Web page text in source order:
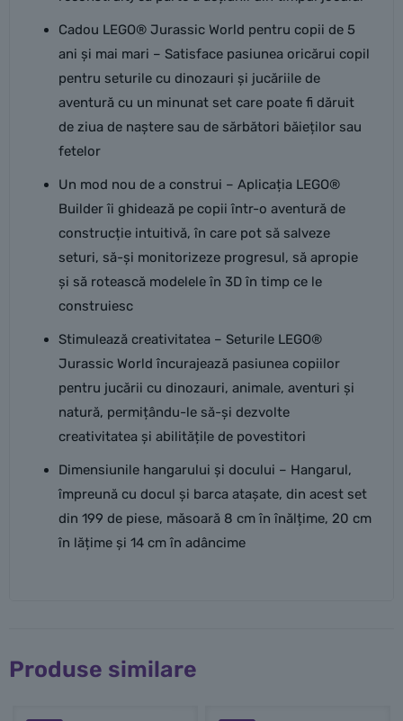
Cadou LEGO® Jurassic World pentru copii de 5
ani și mai mari – Satisface pasiunea oricărui copil
pentru seturile cu dinozauri și jucăriile de
aventură cu un minunat set care poate fi dăruit
de ziua de naștere sau de sărbători băieților sau
fetelor
Un mod nou de a construi – Aplicația LEGO®
Builder îi ghidează pe copii într-o aventură de
construcție intuitivă, în care pot să salveze
seturi, să-și monitorizeze progresul, să apropie
și să rotească modelele în 3D în timp ce le
construiesc
Stimulează creativitatea – Seturile LEGO®
Jurassic World încurajează pasiunea copiilor
pentru jucării cu dinozauri, animale, aventuri și
natură, permițându-le să-și dezvolte
creativitatea și abilitățile de povestitori
Dimensiunile hangarului și docului – Hangarul,
împreună cu docul și barca atașate, din acest set
din 199 de piese, măsoară 8 cm în înălțime, 20 cm
în lățime și 14 cm în adâncime
Produse similare